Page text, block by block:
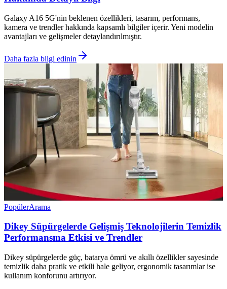
Galaxy A16 5G'nin beklenen özellikleri, tasarım, performans,
kamera ve trendler hakkında kapsamlı bilgiler içerir. Yeni modelin
avantajları ve gelişmeler detaylandırılmıştır.
Daha fazla bilgi edinin
PopülerArama
Dikey Süpürgelerde Gelişmiş Teknolojilerin Temizlik
Performansına Etkisi ve Trendler
Dikey süpürgelerde güç, batarya ömrü ve akıllı özellikler sayesinde
temizlik daha pratik ve etkili hale geliyor, ergonomik tasarımlar ise
kullanım konforunu artırıyor.